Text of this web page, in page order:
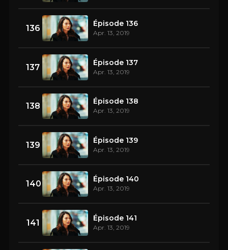
136 Épisode 136
Apr. 13, 2019
137 Épisode 137
Apr. 13, 2019
138 Épisode 138
Apr. 13, 2019
139 Épisode 139
Apr. 13, 2019
140 Épisode 140
Apr. 13, 2019
141 Épisode 141
Apr. 13, 2019